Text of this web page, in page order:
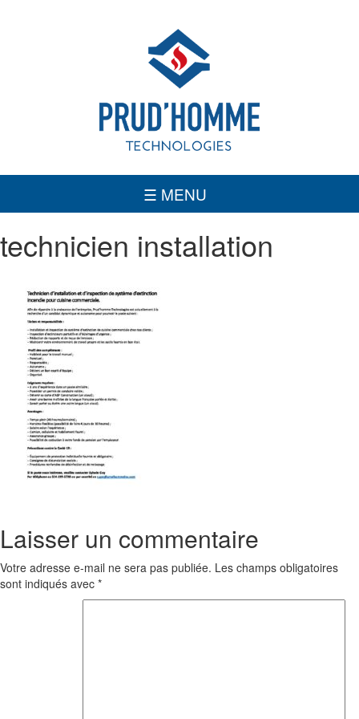
☰ MENU
technicien installation
Laisser un commentaire
Votre adresse e-mail ne sera pas publiée. Les champs obligatoires
sont indiqués avec *